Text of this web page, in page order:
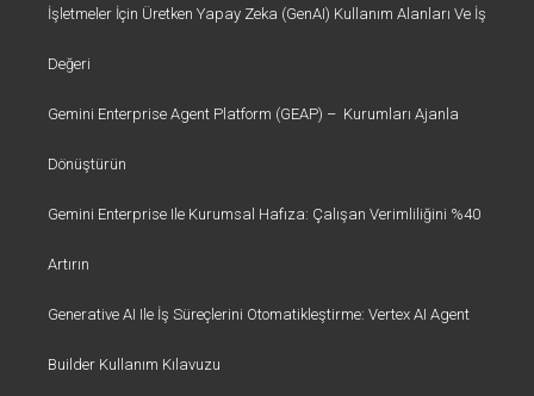
İşletmeler İçin Üretken Yapay Zeka (GenAI) Kullanım Alanları Ve İş
Değeri
Gemini Enterprise Agent Platform (GEAP) – Kurumları Ajanla
Dönüştürün
Gemini Enterprise Ile Kurumsal Hafıza: Çalışan Verimliliğini %40
Artırın
Generative AI Ile İş Süreçlerini Otomatikleştirme: Vertex AI Agent
Builder Kullanım Kılavuzu